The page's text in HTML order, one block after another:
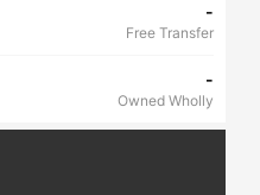
-
Free Transfer
-
Owned Wholly